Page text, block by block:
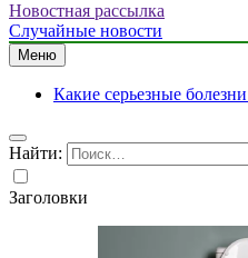
Новостная рассылка
Случайные новости
Меню
Какие серьезные
Найти:
Заголовки